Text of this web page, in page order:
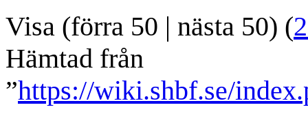
Visa (förra 50 | nästa 50) (
Hämtad från
”https://wiki.shbf.se/